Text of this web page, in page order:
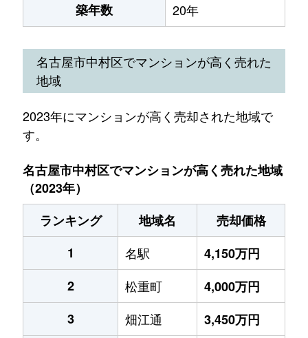
築年数 20年
名古屋市中村区でマンションが高く売れた
地域
2023年にマンションが高く売却された地域で
す。
名古屋市中村区でマンションが高く売れた地域
（2023年）
ランキング
地域名
売却価格
1
名駅
4,150万円
2
松重町
4,000万円
3
畑江通
3,450万円